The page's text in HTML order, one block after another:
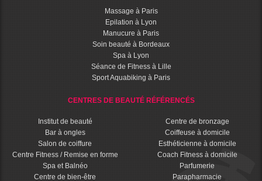
Massage à Paris
Epilation à Lyon
Manucure à Paris
Soin beauté à Bordeaux
Spa à Lyon
Séance de Fitness à Lille
Sport Aquabiking à Paris
CENTRES DE BEAUTÉ RÉFÉRENCÉS
Institut de beauté
Bar à ongles
Salon de coiffure
Centre Fitness / Remise en forme
Spa et Balnéo
Centre de bien-être
Centre de bronzage
Coiffeuse à domicile
Esthéticienne à domicile
Coach Fitness à domicile
Parfumerie
Parapharmacie